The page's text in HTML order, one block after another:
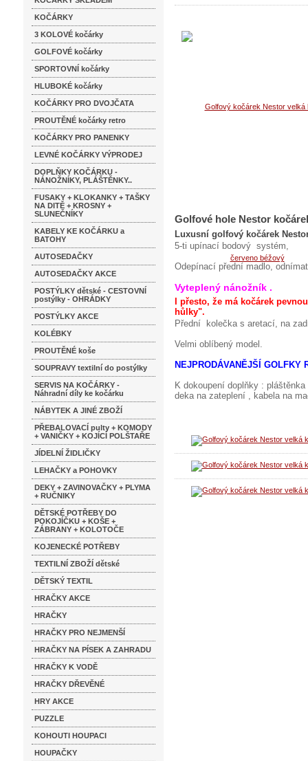
KOČÁRKY
3 KOLOVÉ kočárky
GOLFOVÉ kočárky
SPORTOVNÍ kočárky
HLUBOKÉ kočárky
KOČÁRKY PRO DVOJČATA
PROUTĚNÉ kočárky retro
KOČÁRKY PRO PANENKY
LEVNÉ KOČÁRKY VÝPRODEJ
DOPLŇKY KOČÁRKU -
NÁNOŽNÍKY, PLÁŠTĚNKY..
FUSAKY + KLOKANKY + TAŠKY
NA DITĚ + KROSNY +
SLUNEČNÍKY
KABELY KE KOČÁRKU a
BATOHY
AUTOSEDAČKY
AUTOSEDAČKY AKCE
POSTÝLKY dětské - CESTOVNÍ
postýlky - OHRÁDKY
POSTÝLKY AKCE
KOLÉBKY
PROUTĚNÉ koše
SOUPRAVY textilní do postýlky
SERVIS NA KOČÁRKY -
Náhradní díly ke kočárku
NÁBYTEK A JINÉ ZBOŽÍ
PŘEBALOVACÍ pulty + KOMODY
+ VANIČKY + KOJÍCÍ POLŠTAŘE
JÍDELNÍ ŽIDLIČKY
LEHAČKY a POHOVKY
DEKY + ZAVINOVAČKY + PLYMA
+ RUČNIKY
DĚTSKÉ POTŘEBY DO
POKOJÍČKU + KOŠE +
ZÁBRANY + KOLOTOČE
KOJENECKÉ POTŘEBY
TEXTILNÍ ZBOŽÍ dětské
DĚTSKÝ TEXTIL
HRAČKY AKCE
HRAČKY
HRAČKY PRO NEJMENŠÍ
HRAČKY NA PÍSEK A ZAHRADU
HRAČKY K VODĚ
HRAČKY DŘEVĚNÉ
HRY AKCE
PUZZLE
KOHOUTI HOUPACI
HOUPAČKY
Golfové hole Nestor
Luxusní golfový kočárek
5-ti upínací bodový systém,
Odepínací přední madlo,
Vyteplený nánožník .
I přesto, že má kočárek
hůlky".
Přední kolečka s aretací, na
Velmi oblíbený model.
NEJPRODÁVANĚJŠÍ GOLFKY
K dokoupení doplňky :
deka na zateplení , kabela na